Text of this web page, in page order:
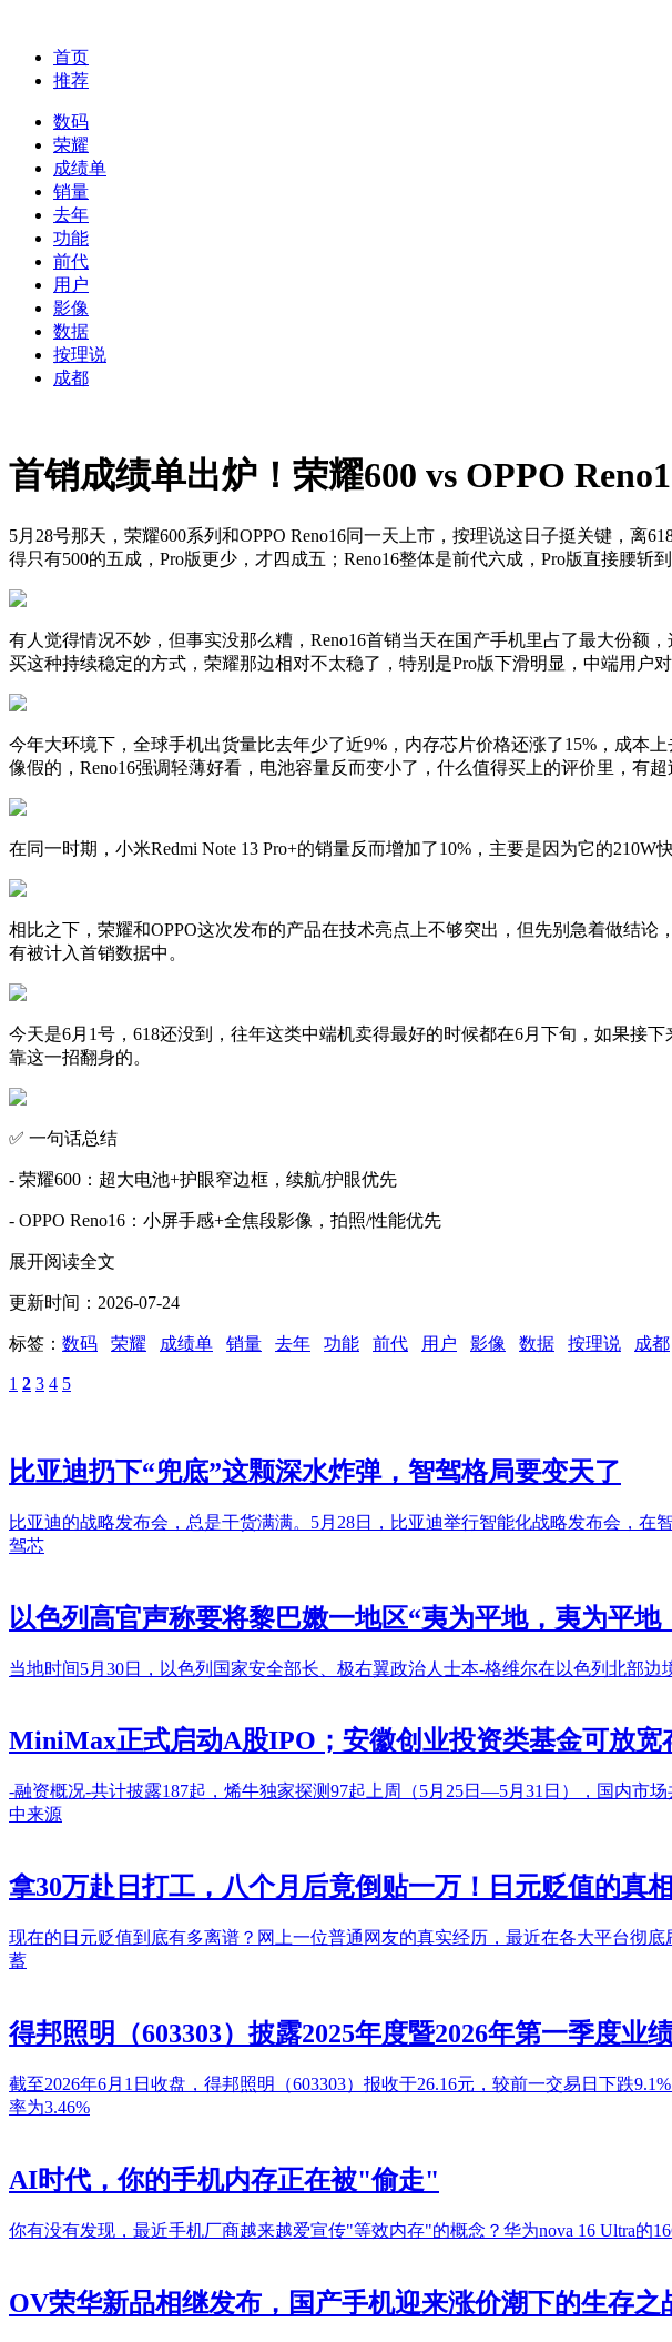
首页
推荐
数码
荣耀
成绩单
销量
去年
功能
前代
用户
影像
数据
按理说
成都
首销成绩单出炉！荣耀600 vs OPPO
5月28号那天，荣耀600系列和OPPO Reno16同一天上市，按理说这日子挺关键，
得只有500的五成，Pro版更少，才四成五；Reno16整体是前代六成，Pro版直接腰斩到
有人觉得情况不妙，但事实没那么糟，Reno16首销当天在国产手机里占了最大份额
买这种持续稳定的方式，荣耀那边相对不太稳了，特别是Pro版下滑明显，中端用户
今年大环境下，全球手机出货量比去年少了近9%，内存芯片价格还涨了15%，成本
像假的，Reno16强调轻薄好看，电池容量反而变小了，什么值得买上的评价里，有超
在同一时期，小米Redmi Note 13 Pro+的销量反而增加了10%，主要是因为它的
相比之下，荣耀和OPPO这次发布的产品在技术亮点上不够突出，但先别急着做结
有被计入首销数据中。
今天是6月1号，618还没到，往年这类中端机卖得最好的时候都在6月下旬，如果接
靠这一招翻身的。
✅ 一句话总结
- 荣耀600：超大电池+护眼窄边框，续航/护眼优先
​- OPPO Reno16：小屏手感+全焦段影像，拍照/性能优先
展开阅读全文
更新时间：2026-07-24
标签： 数码 荣耀 成绩单 销量 去年 功能 前代 用户 影像 数据 按理说 成都
1 2 3 4 5
比亚迪扔下“兜底”这颗深水炸弹，智驾格局要变天了
比亚迪的战略发布会，总是干货满满。5月28日，比亚迪举行智能化战略发布会，
驾芯
以色列高官声称要将黎巴嫩一地区“夷为平地，夷为平
当地时间5月30日，以色列国家安全部长、极右翼政治人士本-格维尔在以色列北部
MiniMax正式启动A股IPO；安徽创业投资类基金可放宽
-融资概况-共计披露187起，烯牛独家探测97起上周（5月25日—5月31日），国内市
中来源
拿30万赴日打工，八个月后竟倒贴一万！日元贬值的真
现在的日元贬值到底有多离谱？网上一位普通网友的真实经历，最近在各大平台彻
蓄
得邦照明（603303）披露2025年度暨2026年第一季度业
截至2026年6月1日收盘，得邦照明（603303）报收于26.16元，较前一交易日下跌
率为3.46%
AI时代，你的手机内存正在被"偷走"
你有没有发现，最近手机厂商越来越爱宣传"等效内存"的概念？华为nova 16 Ultra
OV荣华新品相继发布，国产手机迎来涨价潮下的生存之